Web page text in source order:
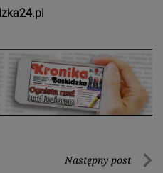
Następny post